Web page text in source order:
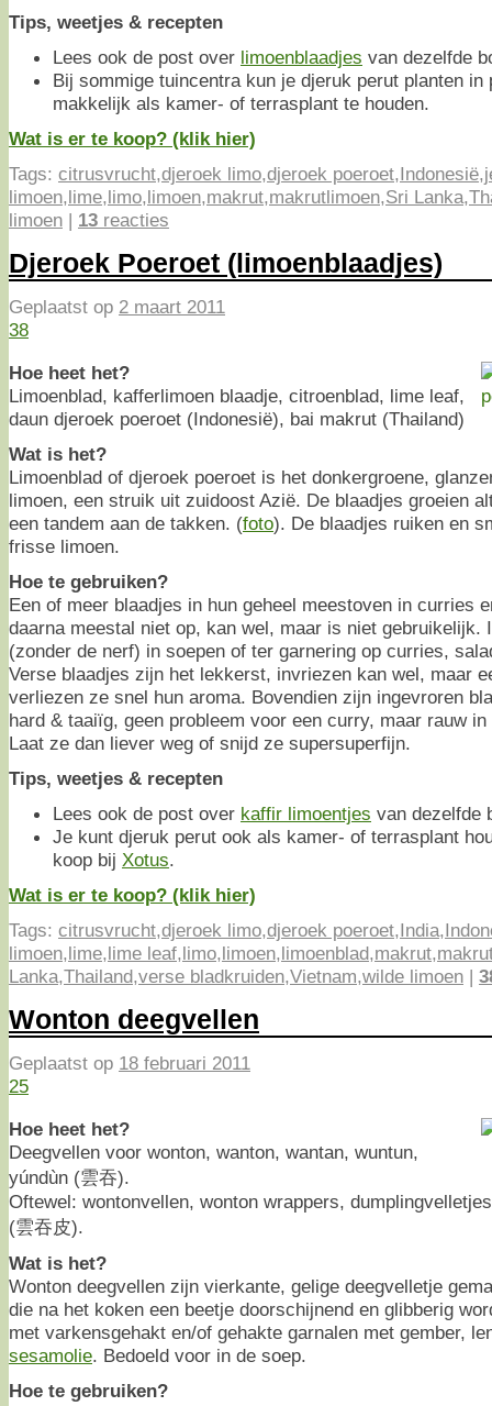
Tips, weetjes & recepten
Lees ook de post over limoenblaadjes van dezelfde
Bij sommige tuincentra kun je djeruk perut planten
makkelijk als kamer- of terrasplant te houden.
Wat is er te koop? (klik hier)
Tags: citrusvrucht,djeroek limo,djeroek poeroet,Indonesië,
limoen,lime,limo,limoen,makrut,makrutlimoen,Sri Lanka,
limoen | 13 reacties
Djeroek Poeroet (limoenblaadjes)
Geplaatst op 2 maart 2011
38
Hoe heet het?
Limoenblad, kafferlimoen blaadje, citroenblad, lime leaf,
daun djeroek poeroet (Indonesië), bai makrut (Thailand)
Wat is het?
Limoenblad of djeroek poeroet is het donkergroene,
limoen, een struik uit zuidoost Azië. De blaadjes groeien
een tandem aan de takken. (foto). De blaadjes ruiken en
frisse limoen.
Hoe te gebruiken?
Een of meer blaadjes in hun geheel meestoven in curries
daarna meestal niet op, kan wel, maar is niet gebruikelijk.
(zonder de nerf) in soepen of ter garnering op curries,
Verse blaadjes zijn het lekkerst, invriezen kan wel, maar
verliezen ze snel hun aroma. Bovendien zijn ingevroren
hard & taaiïg, geen probleem voor een curry, maar rauw
Laat ze dan liever weg of snijd ze supersuperfijn.
Tips, weetjes & recepten
Lees ook de post over kaffir limoentjes van dezelfde
Je kunt djeruk perut ook als kamer- of terrasplant
koop bij Xotus.
Wat is er te koop? (klik hier)
Tags: citrusvrucht,djeroek limo,djeroek poeroet,India,
limoen,lime,lime leaf,limo,limoen,limoenblad,makrut,
Lanka,Thailand,verse bladkruiden,Vietnam,wilde limoen |
Wonton deegvellen
Geplaatst op 18 februari 2011
25
Hoe heet het?
Deegvellen voor wonton, wanton, wantan, wuntun,
yúndùn (雲吞).
Oftewel: wontonvellen, wonton wrappers,
(雲吞皮).
Wat is het?
Wonton deegvellen zijn vierkante, gelige deegvelletje
die na het koken een beetje doorschijnend en glibberig
met varkensgehakt en/of gehakte garnalen met gember,
sesamolie. Bedoeld voor in de soep.
Hoe te gebruiken?